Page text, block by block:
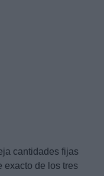
cantidades fijas
exacto de los tres